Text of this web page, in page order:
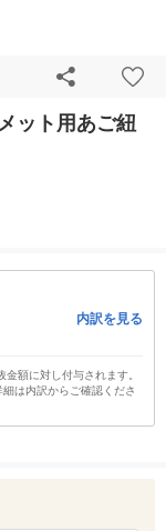
ット用あご紐
内訳を見る
額に対し付与されます。
は内訳からご確認くださ